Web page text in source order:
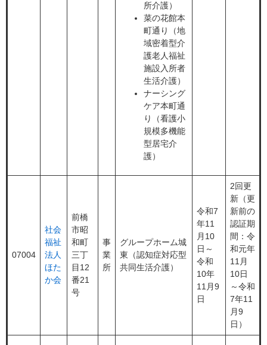
所介護）
菜の花館本
町通り（地
域密着型介
護老人福祉
施設入所者
生活介護）
ナーシング
ケア本町通
り（看護小
規模多機能
型居宅介
護）
07004
社会
福祉
法人
ほた
か会
前橋
市昭
和町
三丁
目12
番21
号
事
業
所
グループホーム城
東（認知症対応型
共同生活介護）
令和7
年11
月10
日～
令和
10年
11月9
日
2回更
新（更
新前の
認証期
間：令
和元年
11月
10日
～令和
7年11
月9
日）